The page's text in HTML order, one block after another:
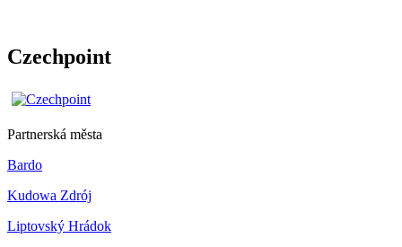
Czechpoint
Partnerská města
Bardo
Kudowa Zdrój
Liptovský Hrádok